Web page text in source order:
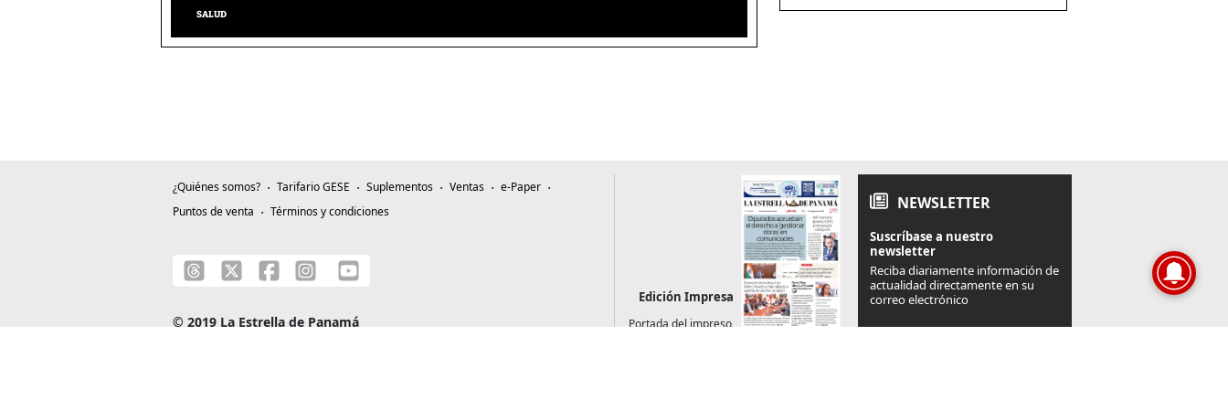
SALUD
¿Quiénes somos? Tarifario GESE Suplementos Ventas
e-Paper
Puntos de venta
Términos y condiciones
© 2019 La Estrella de Panamá
Edición Impresa
Portada del impreso
NEWSLETTER
Suscríbase a nuestro
newsletter
Reciba diariamente información de
actualidad directamente en su
correo electrónico